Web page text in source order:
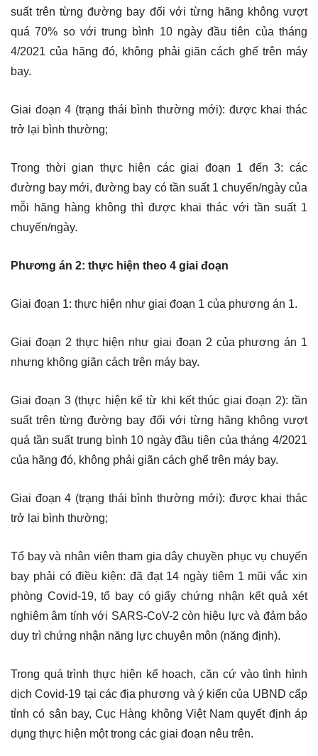
suất trên từng đường bay đối với từng hãng không vượt
quá 70% so với trung bình 10 ngày đầu tiên của tháng
4/2021 của hãng đó, không phải giãn cách ghế trên máy
bay.
Giai đoạn 4 (trạng thái bình thường mới): được khai thác
trở lại bình thường;
Trong thời gian thực hiện các giai đoạn 1 đến 3: các
đường bay mới, đường bay có tần suất 1 chuyến/ngày của
mỗi hãng hàng không thì được khai thác với tần suất 1
chuyến/ngày.
Phương án 2: thực hiện theo 4 giai đoạn
Giai đoạn 1: thực hiện như giai đoạn 1 của phương án 1.
Giai đoạn 2 thực hiện như giai đoạn 2 của phương án 1
nhưng không giãn cách trên máy bay.
Giai đoạn 3 (thực hiện kể từ khi kết thúc giai đoạn 2): tần
suất trên từng đường bay đối với từng hãng không vượt
quá tần suất trung bình 10 ngày đầu tiên của tháng 4/2021
của hãng đó, không phải giãn cách ghế trên máy bay.
Giai đoạn 4 (trạng thái bình thường mới): được khai thác
trở lại bình thường;
Tổ bay và nhân viên tham gia dây chuyền phục vụ chuyến
bay phải có điều kiện: đã đạt 14 ngày tiêm 1 mũi vắc xin
phòng Covid-19, tổ bay có giấy chứng nhận kết quả xét
nghiệm âm tính với SARS-CoV-2 còn hiệu lực và đảm bảo
duy trì chứng nhận năng lực chuyên môn (năng định).
Trong quá trình thực hiện kế hoạch, căn cứ vào tình hình
dịch Covid-19 tại các địa phương và ý kiến của UBND cấp
tỉnh có sân bay, Cục Hàng không Việt Nam quyết định áp
dụng thực hiện một trong các giai đoạn nêu trên.